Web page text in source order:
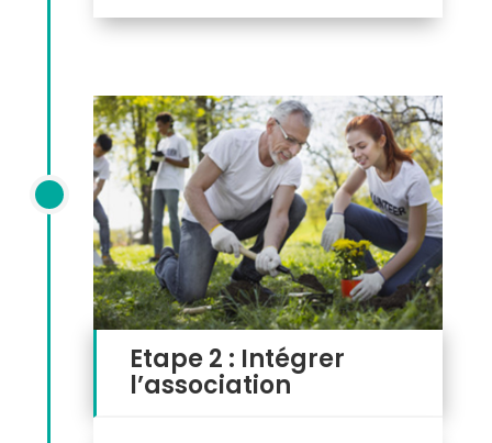
Etape 2 : Intégrer
l’association